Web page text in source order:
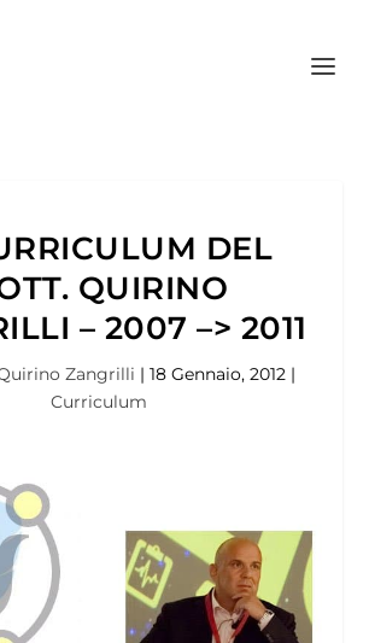
DEL
QUIRINO
– 2007 –> 2011
Zangrilli | 18 Gennaio, 2012 |
Curriculum